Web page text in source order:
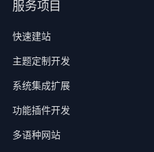
服务项目
快速建站
主题定制开发
系统集成扩展
功能插件开发
多语种网站